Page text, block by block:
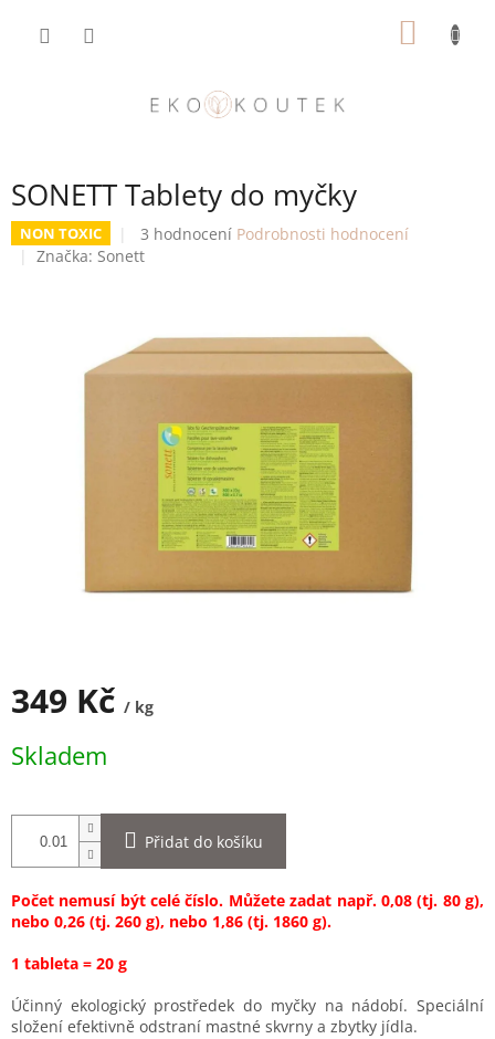
SONETT Tablety do myčky
NON TOXIC
Průměrné
hodnocení
z
5
hvězdiček.
3 hodnocení Podrobnosti hodnocení
Značka: Sonett
349 Kč / kg
cena:
Skladem
Přidat do košíku
Počet nemusí být celé číslo. Můžete zadat např. 0,08 (tj. 80 g),
nebo 0,26 (tj. 260 g), nebo 1,86 (tj. 1860 g).
1 tableta = 20 g
Účinný ekologický prostředek do myčky na nádobí. Speciální
složení efektivně odstraní mastné skvrny a zbytky jídla.